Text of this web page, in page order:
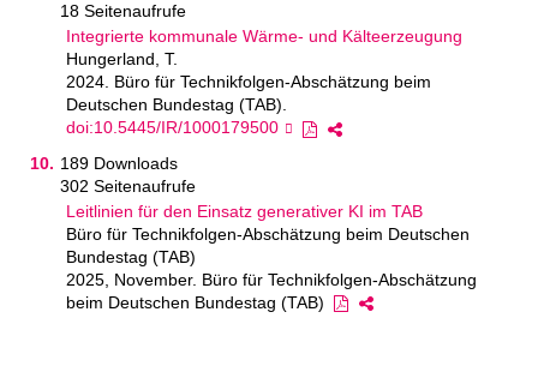
18 Seitenaufrufe
Integrierte kommunale Wärme- und Kälteerzeugung
Hungerland, T.
2024. Büro für Technikfolgen-Abschätzung beim
Deutschen Bundestag (TAB).
doi:10.5445/IR/1000179500
189 Downloads
302 Seitenaufrufe
Leitlinien für den Einsatz generativer KI im TAB
Büro für Technikfolgen-Abschätzung beim Deutschen
Bundestag (TAB)
2025, November. Büro für Technikfolgen-Abschätzung
beim Deutschen Bundestag (TAB)